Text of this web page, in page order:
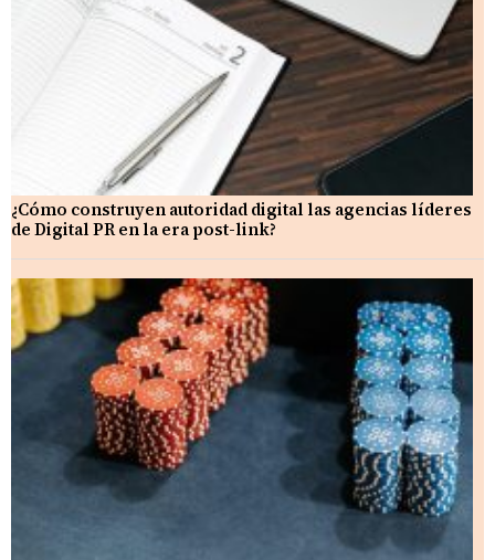
¿Cómo construyen autoridad digital las agencias líderes
de Digital PR en la era post-link?